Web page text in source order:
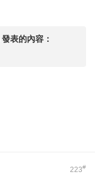
發表的內容：
223#